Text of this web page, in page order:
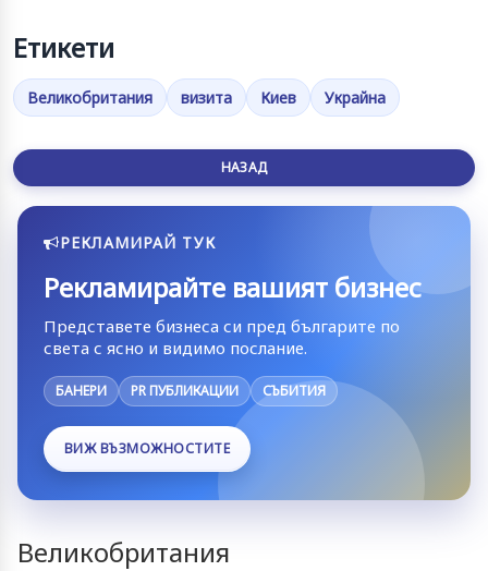
Етикети
Великобритания визита Киев Украйна
НАЗАД
РЕКЛАМИРАЙ ТУК
Рекламирайте вашият бизнес
Представете бизнеса си пред българите по
света с ясно и видимо послание.
БАНЕРИ PR ПУБЛИКАЦИИ СЪБИТИЯ
ВИЖ ВЪЗМОЖНОСТИТЕ
Великобритания